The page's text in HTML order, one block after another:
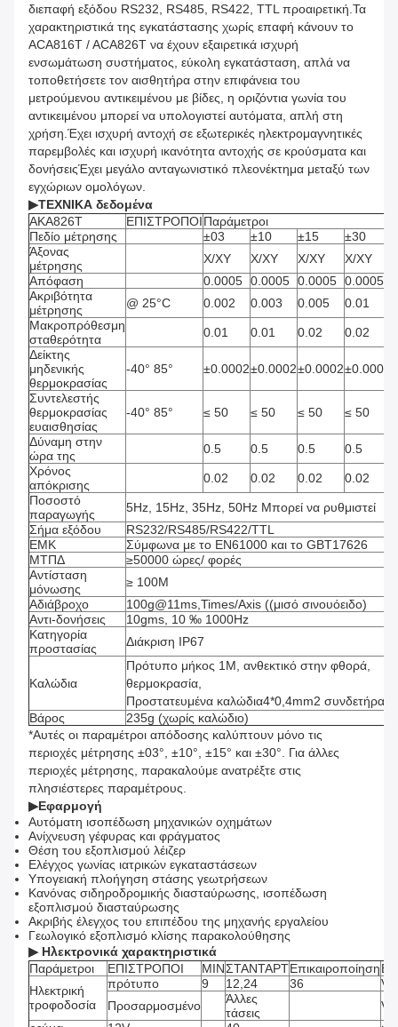
διεπαφή εξόδου RS232, RS485, RS422, TTL προαιρετική.Τα
χαρακτηριστικά της εγκατάστασης χωρίς επαφή κάνουν το
ACA816T / ACA826T να έχουν εξαιρετικά ισχυρή
ενσωμάτωση συστήματος, εύκολη εγκατάσταση, απλά να
τοποθετήσετε τον αισθητήρα στην επιφάνεια του
μετρούμενου αντικειμένου με βίδες, η οριζόντια γωνία του
αντικειμένου μπορεί να υπολογιστεί αυτόματα, απλή στη
χρήση.Έχει ισχυρή αντοχή σε εξωτερικές ηλεκτρομαγνητικές
παρεμβολές και ισχυρή ικανότητα αντοχής σε κρούσματα και
δονήσειςΈχει μεγάλο ανταγωνιστικό πλεονέκτημα μεταξύ των
εγχώριων ομολόγων.
▶ΤΕΧΝΙΚΑ δεδομένα
ΑΚΑ826Τ
ΕΠΙΣΤΡΟΠΟΙΠαράμετροι
Πεδίο μέτρησης
±03 ±10 ±15 ±30
Άξονας
μέτρησης
Χ/ΧΥ Χ/ΧΥ Χ/ΧΥ Χ/ΧΥ
Απόφαση
0.0005 0.0005 0.0005 0.0005
Ακριβότητα
μέτρησης
@ 25°C 0.002 0.003 0.005 0.01
Μακροπρόθεσμη
σταθερότητα
0.01 0.01 0.02
0.02
Δείκτης
μηδενικής
θερμοκρασίας
-40° 85° ±0.0002±0.0002±0.0002±0.0002
Συντελεστής
θερμοκρασίας
ευαισθησίας
-40° 85° ≤ 50 ≤ 50 ≤ 50 ≤ 50
Δύναμη στην
ώρα της
0.5 0.5 0.5 0.5
Χρόνος
απόκρισης
0.02 0.02 0.02 0.02
Ποσοστό
παραγωγής
5Hz, 15Hz, 35Hz, 50Hz Μπορεί να ρυθμιστεί
Σήμα εξόδου
RS232/RS485/RS422/TTL
ΕΜΚ
Σύμφωνα με το EN61000 και το GBT17626
ΜΤΠΔ
≥50000 ώρες/ φορές
Αντίσταση
μόνωσης
≥ 100M
Αδιάβροχο
100g@11ms,Times/Axis ((μισό σινουόειδο)
Αντι-δονήσεις
10gms, 10 ‰ 1000Hz
Κατηγορία
προστασίας
Διάκριση IP67
Καλώδια
Πρότυπο μήκος 1M, ανθεκτικό στην φθορά,
θερμοκρασία,
Προστατευμένα καλώδια4*0,4mm2 συνδετήρας
Βάρος
235g (χωρίς καλώδιο)
*Αυτές οι παραμέτροι απόδοσης καλύπτουν μόνο τις
περιοχές μέτρησης ±03°, ±10°, ±15° και ±30°. Για άλλες
περιοχές μέτρησης, παρακαλούμε ανατρέξτε στις
πλησιέστερες παραμέτρους.
▶Εφαρμογή
Αυτόματη ισοπέδωση μηχανικών οχημάτων
Ανίχνευση γέφυρας και φράγματος
Θέση του εξοπλισμού λέιζερ
Ελέγχος γωνίας ιατρικών εγκαταστάσεων
Υπογειακή πλοήγηση στάσης γεωτρήσεων
Κανόνας σιδηροδρομικής διασταύρωσης, ισοπέδωση
εξοπλισμού διασταύρωσης
Ακριβής έλεγχος του επιπέδου της μηχανής εργαλείου
Γεωλογικό εξοπλισμό κλίσης παρακολούθησης
▶ Ηλεκτρονικά χαρακτηριστικά
Παράμετροι
ΕΠΙΣΤΡΟΠΟΙ ΜΙΝΣΤΑΝΤΑΡΤΕπικαιροποίηση
Ηλεκτρική
τροφοδοσία
πρότυπο 9 12,24 36
V
Προσαρμοσμένο
Άλλες
τάσεις
V